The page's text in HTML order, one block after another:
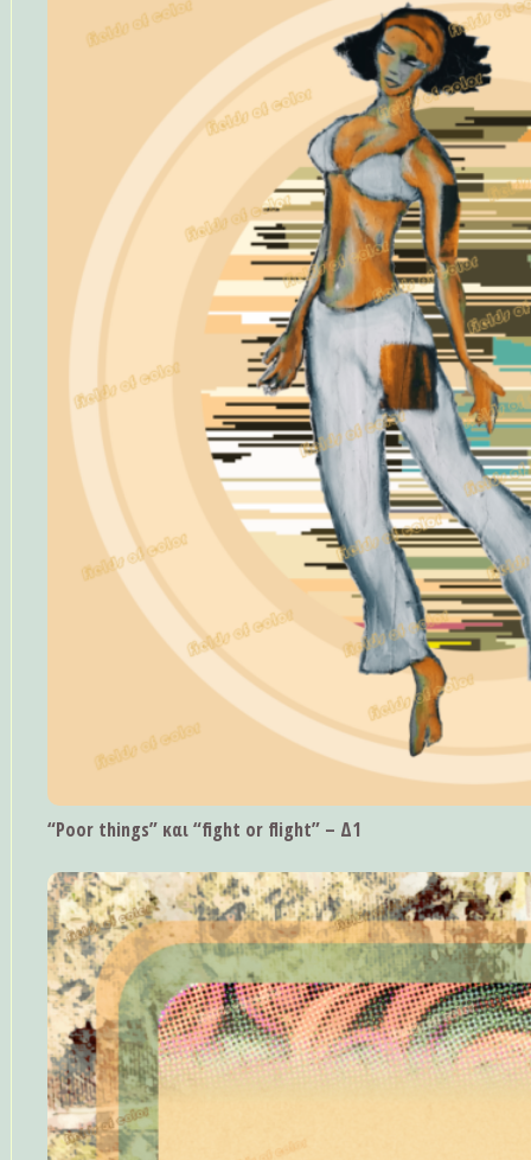
“Poor things” και “fight or flight” – Δ1